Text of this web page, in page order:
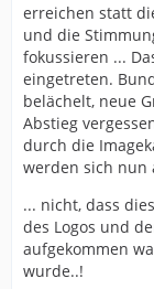
erreichen statt
und die
fokussieren ...
eingetreten.
belächelt, neue
Abstieg
durch die
werden sich nun
... nicht, dass
des Logos und
aufgekommen
wurde..!